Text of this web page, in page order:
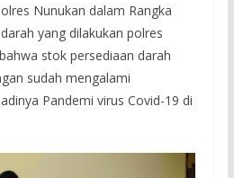
Nunukan dalam Rangka
yang dilakukan polres
stok persediaan darah
sudah mengalami
Pandemi virus Covid-19 di